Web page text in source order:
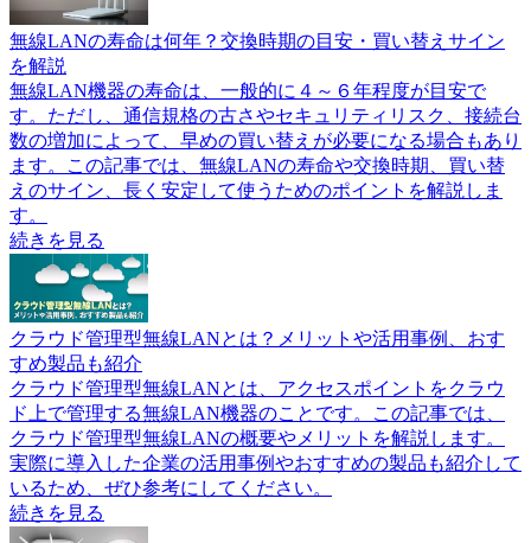
無線LANの寿命は何年？交換時期の目安・買い替えサイン
を解説
無線LAN機器の寿命は、一般的に４～６年程度が目安で
す。ただし、通信規格の古さやセキュリティリスク、接続台
数の増加によって、早めの買い替えが必要になる場合もあり
ます。この記事では、無線LANの寿命や交換時期、買い替
えのサイン、長く安定して使うためのポイントを解説しま
す。
続きを見る
クラウド管理型無線LANとは？メリットや活用事例、おす
すめ製品も紹介
クラウド管理型無線LANとは、アクセスポイントをクラウ
ド上で管理する無線LAN機器のことです。この記事では、
クラウド管理型無線LANの概要やメリットを解説します。
実際に導入した企業の活用事例やおすすめの製品も紹介して
いるため、ぜひ参考にしてください。
続きを見る